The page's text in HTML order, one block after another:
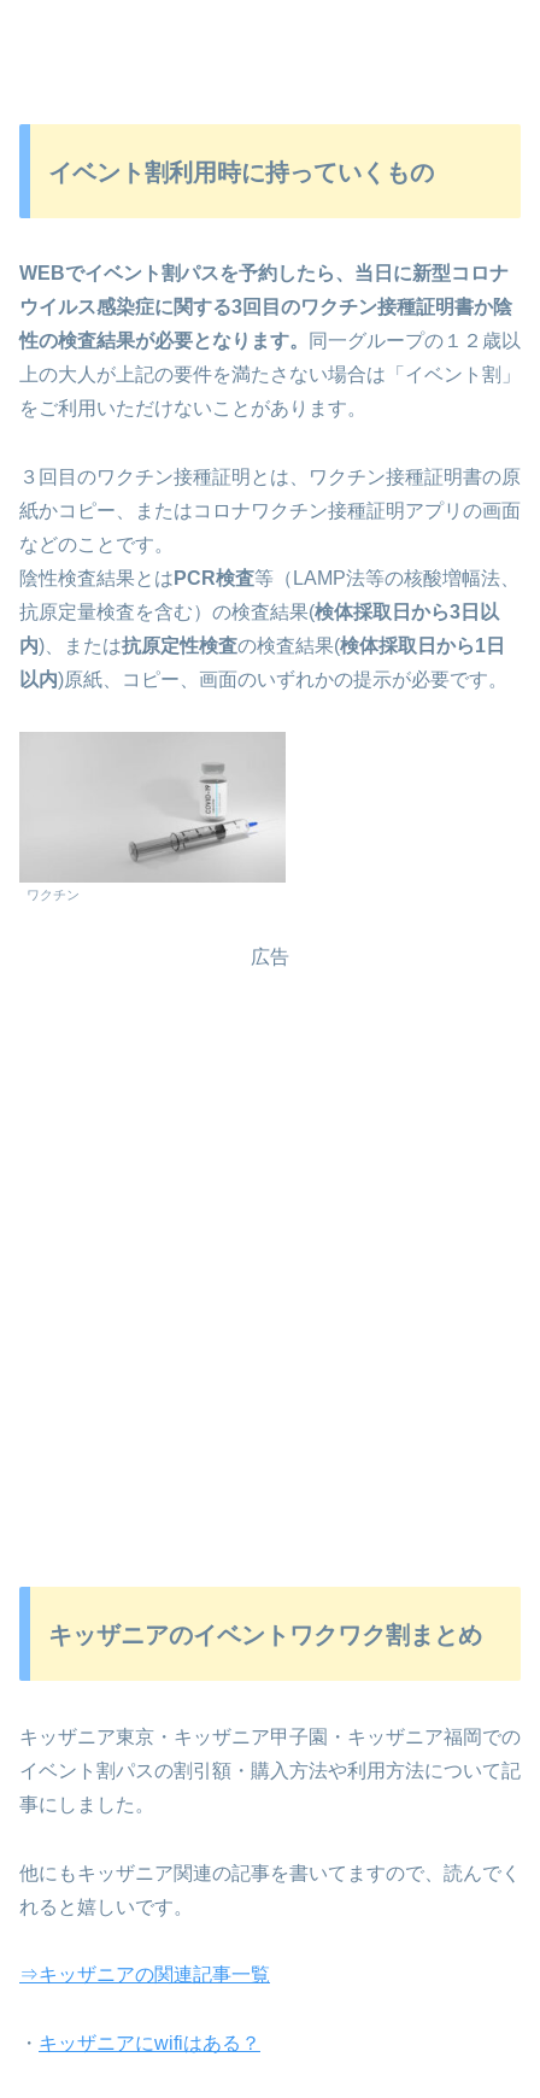
イベント割利用時に持っていくもの
WEBでイベント割パスを予約したら、当日に新型コロナ
ウイルス感染症に関する3回目のワクチン接種証明書か陰
性の検査結果が必要となります。
同一グループの１２歳以
上の大人が上記の要件を満たさない場合は「イベント割」
をご利用いただけないことがあります。
３回目のワクチン接種証明とは、ワクチン接種証明書の原
紙かコピー、またはコロナワクチン接種証明アプリの画面
などのことです。
陰性検査結果とは PCR検査等（LAMP法等の核酸増幅法、
抗原定量検査を含む）の検査結果(検体採取日から3日以
内)、または抗原定性検査の検査結果(検体採取日から1日
以内)原紙、コピー、画面のいずれかの提示が必要です。
ワクチン
広告
キッザニアのイベントワクワク割まとめ
キッザニア東京・キッザニア甲子園・キッザニア福岡での
イベント割パスの割引額・購入方法や利用方法について記
事にしました。
他にもキッザニア関連の記事を書いてますので、読んでく
れると嬉しいです。
⇒キッザニアの関連記事一覧
・ キッザニアにwifiはある？